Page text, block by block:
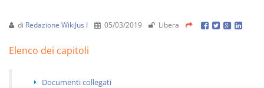
di Redazione WikiJus I 05/03/2019 Libera
Elenco dei capitoli
Documenti collegati